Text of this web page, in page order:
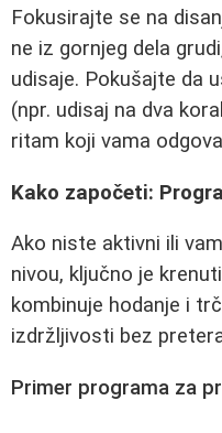
Fokusirajte se na
ne iz gornjeg dela
udisaje. Pokušajte da
(npr. udisaj na dva
ritam koji vama
Kako započeti:
Ako niste aktivni ili
nivou, ključno je
kombinuje hodanje i
izdržljivosti bez
Primer programa za